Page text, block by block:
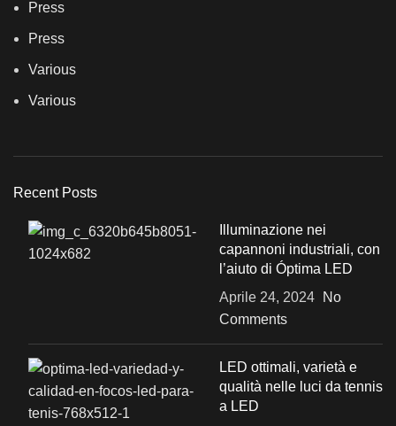
Press
Press
Various
Various
Recent Posts
Illuminazione nei
capannoni industriali, con
l’aiuto di Óptima LED
Aprile 24, 2024
No
Comments
LED ottimali, varietà e
qualità nelle luci da tennis
a LED